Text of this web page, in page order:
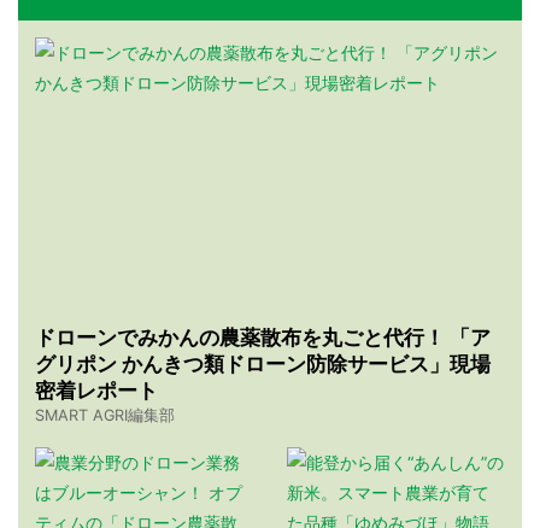
ドローンでみかんの農薬散布を丸ごと代行！ 「ア
グリポン かんきつ類ドローン防除サービス」現場
密着レポート
SMART AGRI編集部